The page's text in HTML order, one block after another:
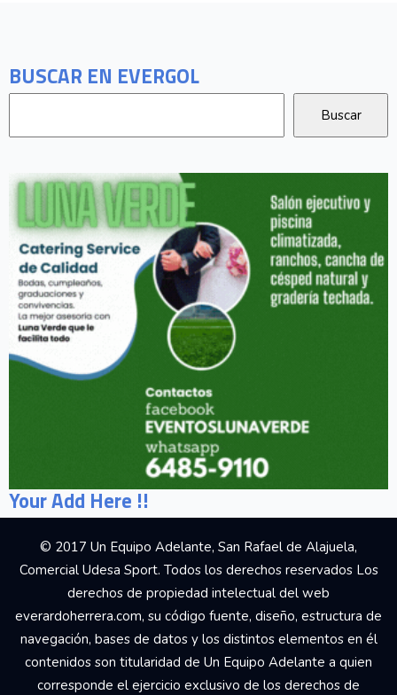
BUSCAR EN EVERGOL
Your Add Here !!
© 2017 Un Equipo Adelante, San Rafael de Alajuela,
Comercial Udesa Sport. Todos los derechos reservados Los
derechos de propiedad intelectual del web
everardoherrera.com, su código fuente, diseño, estructura de
navegación, bases de datos y los distintos elementos en él
contenidos son titularidad de Un Equipo Adelante a quien
corresponde el ejercicio exclusivo de los derechos de